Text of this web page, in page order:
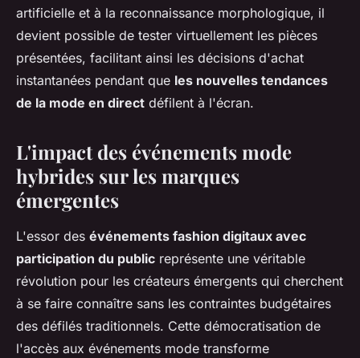
artificielle et à la reconnaissance morphologique, il
devient possible de tester virtuellement les pièces
présentées, facilitant ainsi les décisions d'achat
instantanées pendant que les nouvelles tendances
de la mode en direct défilent à l'écran.
L'impact des événements mode
hybrides sur les marques
émergentes
L'essor des événements fashion digitaux avec
participation du public représente une véritable
révolution pour les créateurs émergents qui cherchent
à se faire connaître sans les contraintes budgétaires
des défilés traditionnels. Cette démocratisation de
l'accès aux événements mode transforme